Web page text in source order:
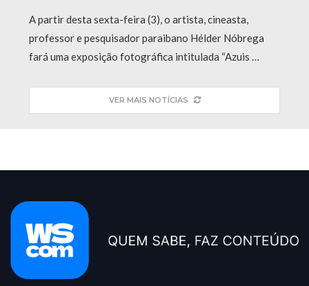
A partir desta sexta-feira (3), o artista, cineasta,
professor e pesquisador paraibano Hélder Nóbrega
fará uma exposição fotográfica intitulada “Azuis …
VER MAIS NOTÍCIAS